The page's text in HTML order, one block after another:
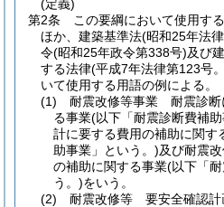
(定義)
第2条
この要綱において使用す
ほか、建築基準法(昭和25年法
令(昭和25年政令第338号)及び
する法律(平成7年法律第123号
いて使用する用語の例による。
(1)
耐震改修等事業 耐震診断
る事業(以下「耐震診断費補
計に要する費用の補助に関す
助事業」という。)及び耐震
の補助に関する事業(以下「
う。)をいう。
(2)
耐震改修等 要安全確認計